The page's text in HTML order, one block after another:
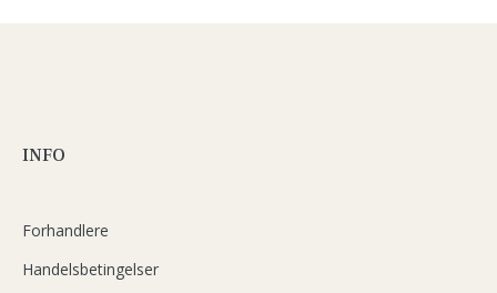
INFO
Forhandlere
Handelsbetingelser